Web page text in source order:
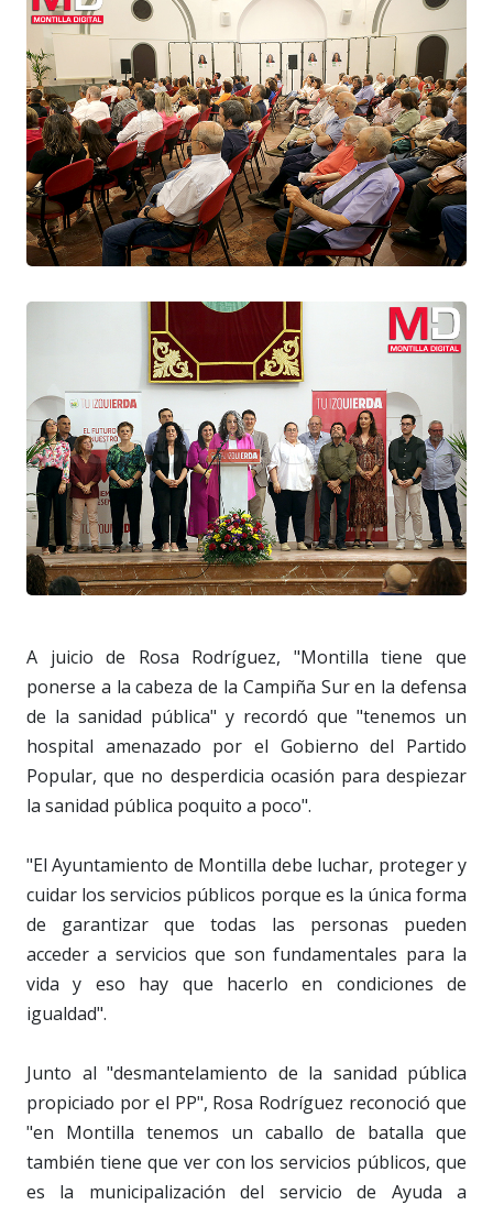
A juicio de Rosa Rodríguez, "Montilla tiene que
ponerse a la cabeza de la Campiña Sur en la defensa
de la sanidad pública" y recordó que "tenemos un
hospital amenazado por el Gobierno del Partido
Popular, que no desperdicia ocasión para despiezar
la sanidad pública poquito a poco".
"El Ayuntamiento de Montilla debe luchar, proteger y
cuidar los servicios públicos porque es la única forma
de garantizar que todas las personas pueden
acceder a servicios que son fundamentales para la
vida y eso hay que hacerlo en condiciones de
igualdad".
Junto al "desmantelamiento de la sanidad pública
propiciado por el PP", Rosa Rodríguez reconoció que
"en Montilla tenemos un caballo de batalla que
también tiene que ver con los servicios públicos, que
es la municipalización del servicio de Ayuda a